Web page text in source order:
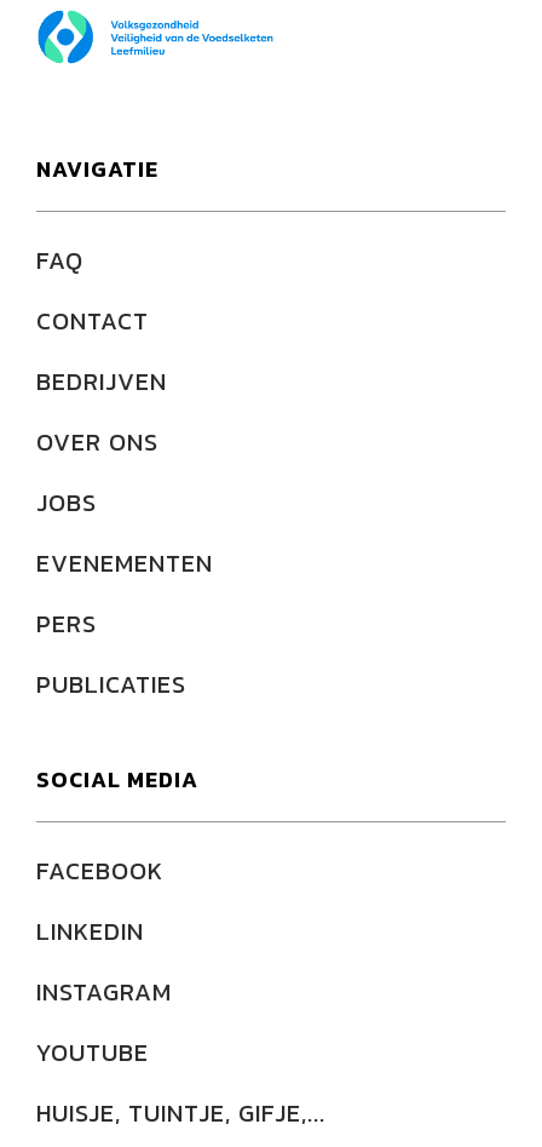
NAVIGATIE
FAQ
CONTACT
BEDRIJVEN
OVER ONS
JOBS
EVENEMENTEN
PERS
PUBLICATIES
SOCIAL MEDIA
FACEBOOK
LINKEDIN
INSTAGRAM
YOUTUBE
HUISJE, TUINTJE, GIFJE,...